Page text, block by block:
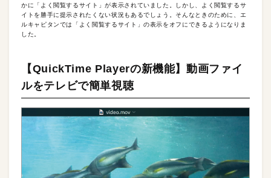
かに「よく閲覧するサイト」が表示されていました。しかし、よく閲覧するサ
イトを勝手に提示されたくない状況もあるでしょう。そんなときのために、エ
ルキャピタンでは「よく閲覧するサイト」の表示をオフにできるようになりま
した。
【QuickTime Playerの新機能】動画ファイ
ルをテレビで簡単視聴